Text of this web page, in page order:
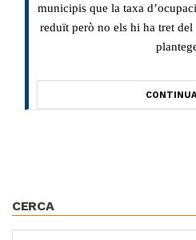
municipis que la taxa
reduït però no els hi ha tret
CERCA